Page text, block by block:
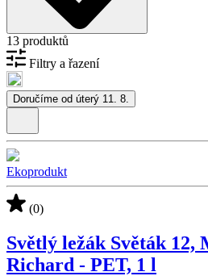
13 produktů
Filtry a řazení
Doručíme od úterý 11. 8.
Ekoprodukt
(0)
Světlý ležák Světák
Richard - PET, 1 l